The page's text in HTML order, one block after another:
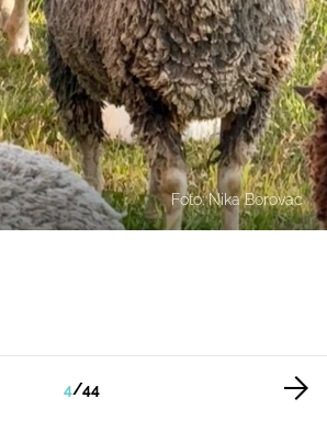
Foto: Nika Borovac
4/44